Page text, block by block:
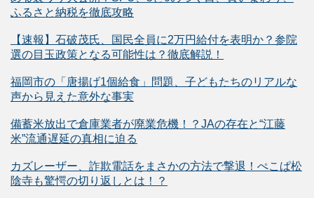
ふるさと納税を徹底攻略
【速報】石破茂氏、国民全員に2万円給付を表明か？参院
選の目玉政策となる可能性は？徹底解説！
福岡市の「唐揚げ1個給食」問題、子どもたちのリアルな
声から見えた意外な事実
備蓄米放出で倉庫業者が廃業危機！？JAの存在と“江藤
米”流通遅延の真相に迫る
カズレーザー、詐欺電話をまさかの方法で撃退！ぺこぱ松
陰寺も驚愕の切り返しとは！？